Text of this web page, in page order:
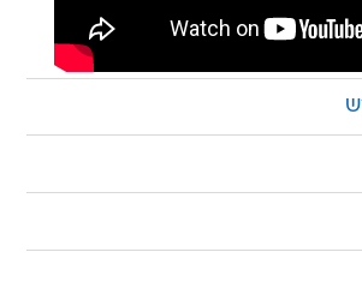
בידינו אור ואש. כל אחד הוא אור
ציל בפעמונים, מי אנחנו? -
מדליקין הנרות הללו שאנו מדליקין